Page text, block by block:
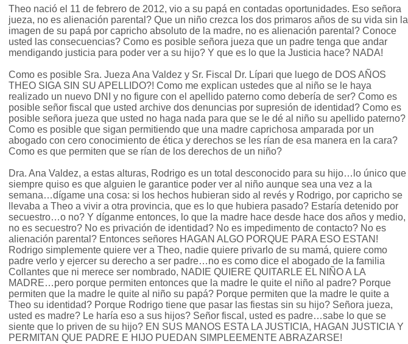
Theo nació el 11 de febrero de 2012, vio a su papá en contadas oportunidades. Eso señora
jueza, no es alienación parental? Que un niño crezca los dos primaros años de su vida sin la
imagen de su papá por capricho absoluto de la madre, no es alienación parental? Conoce
usted las consecuencias? Como es posible señora jueza que un padre tenga que andar
mendigando justicia para poder ver a su hijo? Y que es lo que la Justicia hace? NADA!
Como es posible Sra. Jueza Ana Valdez y Sr. Fiscal Dr. Lípari que luego de DOS AÑOS
THEO SIGA SIN SU APELLIDO?! Como me explican ustedes que al niño se le haya
realizado un nuevo DNI y no figure con el apellido paterno como debería de ser? Como es
posible señor fiscal que usted archive dos denuncias por supresión de identidad? Como es
posible señora jueza que usted no haga nada para que se le dé al niño su apellido paterno?
Como es posible que sigan permitiendo que una madre caprichosa amparada por un
abogado con cero conocimiento de ética y derechos se les rían de esa manera en la cara?
Como es que permiten que se rían de los derechos de un niño?
Dra. Ana Valdez, a estas alturas, Rodrigo es un total desconocido para su hijo…lo único que
siempre quiso es que alguien le garantice poder ver al niño aunque sea una vez a la
semana…dígame una cosa: si los hechos hubieran sido al revés y Rodrigo, por capricho se
llevaba a Theo a vivir a otra provincia, que es lo que hubiera pasado? Estaría detenido por
secuestro…o no? Y díganme entonces, lo que la madre hace desde hace dos años y medio,
no es secuestro? No es privación de identidad? No es impedimento de contacto? No es
alienación parental? Entonces señores HAGAN ALGO PORQUE PARA ESO ESTAN!
Rodrigo simplemente quiere ver a Theo, nadie quiere privarlo de su mamá, quiere como
padre verlo y ejercer su derecho a ser padre…no es como dice el abogado de la familia
Collantes que ni merece ser nombrado, NADIE QUIERE QUITARLE EL NIÑO A LA
MADRE…pero porque permiten entonces que la madre le quite el niño al padre? Porque
permiten que la madre le quite al niño su papá? Porque permiten que la madre le quite a
Theo su identidad? Porque Rodrigo tiene que pasar las fiestas sin su hijo? Señora jueza,
usted es madre? Le haría eso a sus hijos? Señor fiscal, usted es padre…sabe lo que se
siente que lo priven de su hijo? EN SUS MANOS ESTA LA JUSTICIA, HAGAN JUSTICIA Y
PERMITAN QUE PADRE E HIJO PUEDAN SIMPLEEMENTE ABRAZARSE!